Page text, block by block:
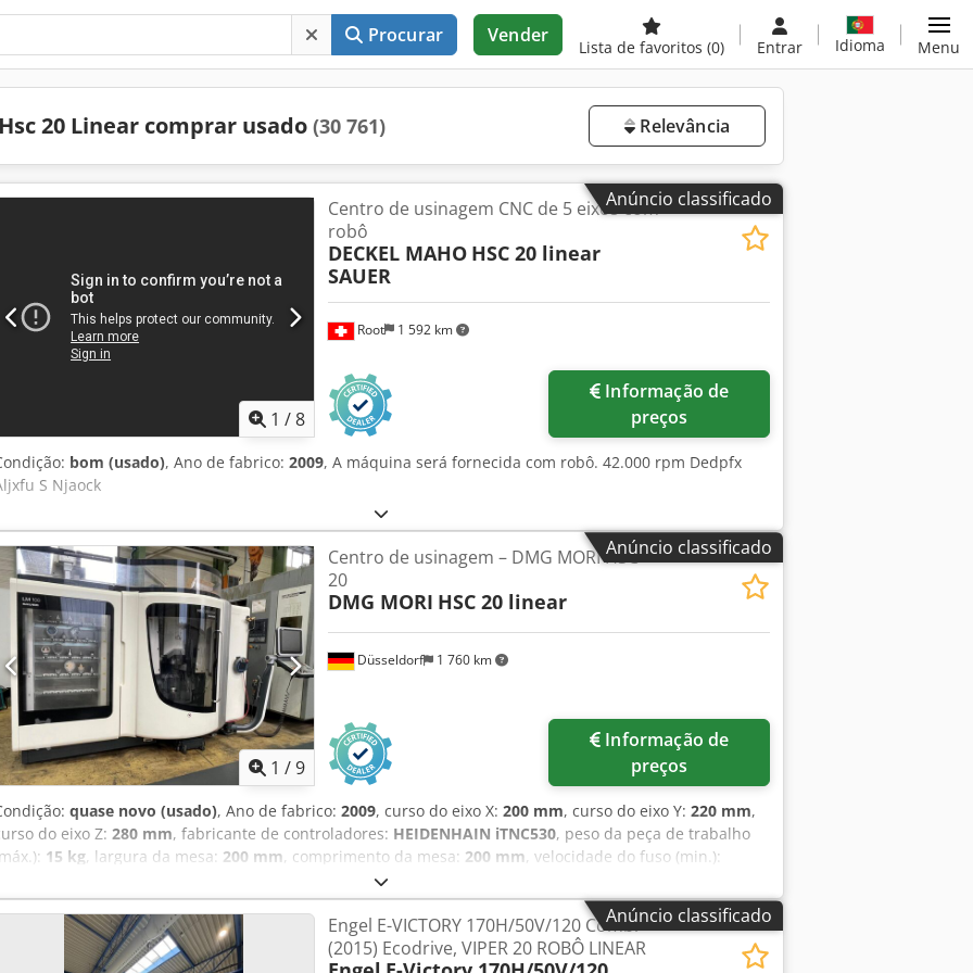
Procurar Vender
Lista de favoritos (0) Entrar Idioma Menu
Hsc 20 Linear comprar usado (30 761) Relevância
Anúncio classificado
1 /8
Root 1 592 km
Centro de usinagem CNC de 5 eixos com
robô
DECKEL MAHO HSC 20 linear
SAUER
preços
bom (usado), Ano de fabrico: 2009, A máquina será fornecida com robô. 42.000 rpm Dedpfx
S Njaock
Anúncio classificado
1 /9
Düsseldorf 1 760 km
Centro de usinagem – DMG MORI HSC
20
DMG MORI HSC 20 linear
preços
quase novo (usado), Ano de fabrico: 2009, curso do eixo X: 200 mm, curso do eixo Y: 220 mm,
do eixo Z: 280 mm, fabricante de controladores: HEIDENHAIN iTNC530, peso da peça de trabalho
15 kg, largura da mesa: 200 mm, comprimento da mesa: 200 mm, velocidade do fuso (min.):
, Comando CNC: HEIDENHAIN iTNC530 Eixos Curso do eixo X mm: 200 Dcsdpfx Ajxpg H Hjlaek
do eixo Y mm: 220 Curso do eixo Z mm: 280 Eixo C graus: 360º Eixo A graus: -15º máx.130º Mesa de
trabalho Dimensões do palete mm: ø200 Peso máx. da peça kg: 15 Spindle Velocidade máx. do spindle
rpm: 42.000 Refrigeração Refrigeração através do spindle bar: 40 Sistema de ferramentas Interface de
Anúncio classificado
Engel E-VICTORY 170H/50V/120 Combi
(2015) Ecodrive, VIPER 20 ROBÔ LINEAR